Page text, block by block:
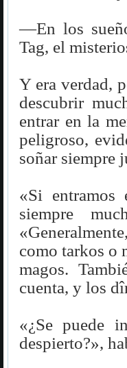
—En los
Tag, el
Y era verdad,
descubrir
entrar en la
peligroso,
soñar siempre
«Si
siempre
como tarkos o
magos.
cuenta, y los
«¿Se puede
despierto?»,